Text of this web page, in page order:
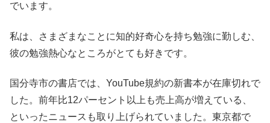
でいます。
私は、さまざまなことに知的好奇心を持ち勉強に勤しむ、
彼の勉強熱心なところがとても好きです。
国分寺市の書店では、YouTube規約の新書本が在庫切れで
した。前年比12パーセント以上も売上高が増えている、
といったニュースも取り上げられていました。東京都で